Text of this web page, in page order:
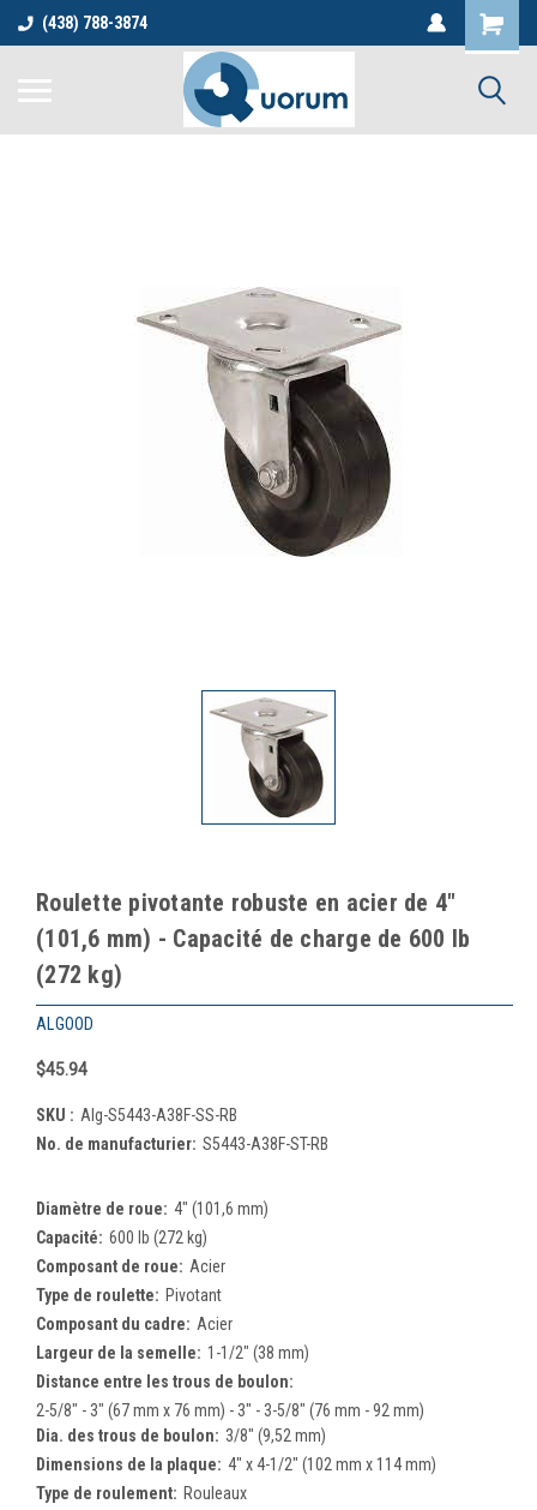
(438) 788-3874
Roulette pivotante robuste en acier de 4"
(101,6 mm) - Capacité de charge de 600 lb
(272 kg)
ALGOOD
$45.94
SKU : Alg-S5443-A38F-SS-RB
No. de manufacturier: S5443-A38F-ST-RB
Diamètre de roue: 4" (101,6 mm)
Capacité: 600 lb (272 kg)
Composant de roue: Acier
Type de roulette: Pivotant
Composant du cadre: Acier
Largeur de la semelle: 1-1/2" (38 mm)
Distance entre les trous de boulon:
2-5/8" - 3" (67 mm x 76 mm) - 3" - 3-5/8" (76 mm - 92 mm)
Dia. des trous de boulon: 3/8" (9,52 mm)
Dimensions de la plaque: 4" x 4-1/2" (102 mm x 114 mm)
Type de roulement: Rouleaux